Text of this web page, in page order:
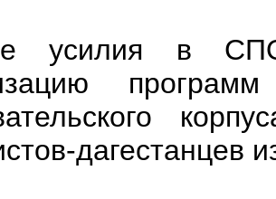
усилия в
дагестанцев